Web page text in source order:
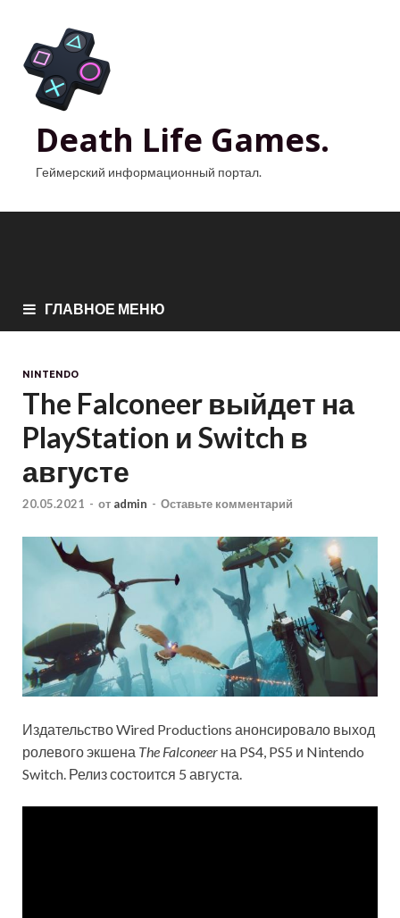
Death Life Games.
Геймерский информационный портал.
ГЛАВНОЕ МЕНЮ
NINTENDO
The Falconeer выйдет на
PlayStation и Switch в
августе
20.05.2021 - от admin - Оставьте комментарий
Издательство Wired Productions анонсировало выход
ролевого экшена The Falconeer на PS4, PS5 и Nintendo
Switch. Релиз состоится 5 августа.